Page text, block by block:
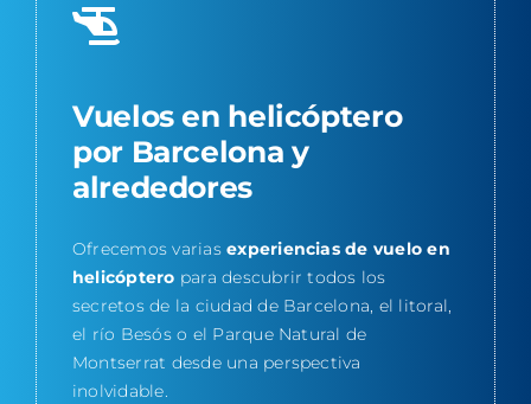
Vuelos en helicóptero
por Barcelona y
alrededores
Ofrecemos variasexperiencias de vuelo en
helicóptero para descubrir todos los
secretos de la ciudad de Barcelona, el litoral,
el río Besós o el Parque Natural de
Montserrat desde una perspectiva
inolvidable.